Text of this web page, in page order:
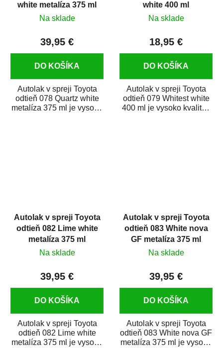
white metalíza 375 ml
Na sklade
39,95 €
DO KOŠÍKA
Autolak v spreji Toyota
odtieň 078 Quartz white
metalíza 375 ml je vysoko
white 400 ml
Na sklade
18,95 €
DO KOŠÍKA
Autolak v spreji Toyota
odtieň 079 Whitest white
400 ml je vysoko kvalitná
Autolak v spreji Toyota
odtieň 082 Lime white
metalíza 375 ml
Na sklade
39,95 €
DO KOŠÍKA
Autolak v spreji Toyota
odtieň 082 Lime white
metalíza 375 ml je vysoko
Autolak v spreji Toyota
odtieň 083 White nova
GF metalíza 375 ml
Na sklade
39,95 €
DO KOŠÍKA
Autolak v spreji Toyota
odtieň 083 White nova GF
metalíza 375 ml je vysoko